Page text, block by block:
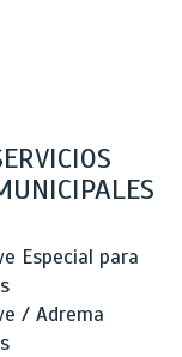
Especial para
/ Adrema